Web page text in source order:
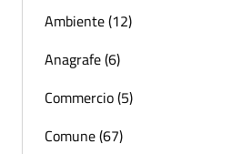
Ambiente (12)
Anagrafe (6)
Commercio (5)
Comune (67)